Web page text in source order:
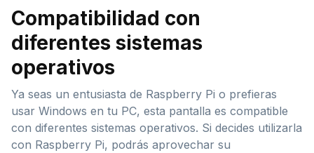
Compatibilidad con
diferentes sistemas
operativos
Ya seas un entusiasta de Raspberry Pi o prefieras
usar Windows en tu PC, esta pantalla es compatible
con diferentes sistemas operativos. Si decides utilizarla
con Raspberry Pi, podrás aprovechar su